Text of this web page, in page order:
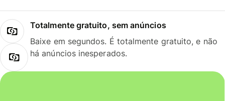
Totalmente gratuito, sem anúncios
Baixe em segundos. É totalmente gratuito, e não
há anúncios inesperados.